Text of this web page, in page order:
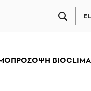
EL
BIOCLIMA